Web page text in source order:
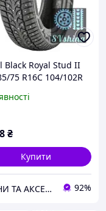
Black Royal Stud II
75 R16C 104/102R
₴
Купити
ШИНИ ТА АКСЕСУАРИ ДЛЯ ВСІХ ВИДІВ ТЕХНІКИ 92%